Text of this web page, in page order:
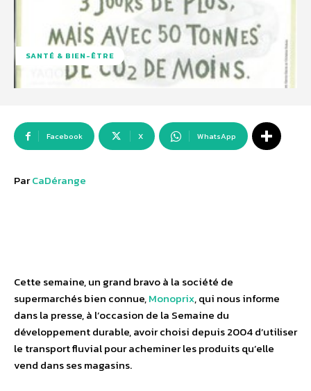
SANTÉ & BIEN-ÊTRE
Facebook X WhatsApp
ParCaDérange
Cette semaine, un grand bravo à la société de
supermarchés bien connue,Monoprix, qui nous informe
dans la presse, à l’occasion de la Semaine du
développement durable, avoir choisi depuis 2004 d’utiliser
le transport fluvial pour acheminer les produits qu’elle
vend dans ses magasins.